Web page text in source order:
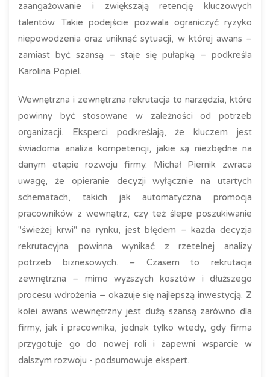
zaangażowanie i zwiększają retencję kluczowych
talentów. Takie podejście pozwala ograniczyć ryzyko
niepowodzenia oraz uniknąć sytuacji, w której awans –
zamiast być szansą – staje się pułapką – podkreśla
Karolina Popiel.
Wewnętrzna i zewnętrzna rekrutacja to narzędzia, które
powinny być stosowane w zależności od potrzeb
organizacji. Eksperci podkreślają, że kluczem jest
świadoma analiza kompetencji, jakie są niezbędne na
danym etapie rozwoju firmy. Michał Piernik zwraca
uwagę, że opieranie decyzji wyłącznie na utartych
schematach, takich jak automatyczna promocja
pracowników z wewnątrz, czy też ślepe poszukiwanie
"świeżej krwi" na rynku, jest błędem – każda decyzja
rekrutacyjna powinna wynikać z rzetelnej analizy
potrzeb biznesowych. – Czasem to rekrutacja
zewnętrzna – mimo wyższych kosztów i dłuższego
procesu wdrożenia – okazuje się najlepszą inwestycją. Z
kolei awans wewnętrzny jest dużą szansą zarówno dla
firmy, jak i pracownika, jednak tylko wtedy, gdy firma
przygotuje go do nowej roli i zapewni wsparcie w
dalszym rozwoju - podsumowuje ekspert.